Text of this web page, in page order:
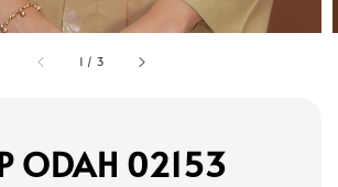
1 / 3
ODAH 02153